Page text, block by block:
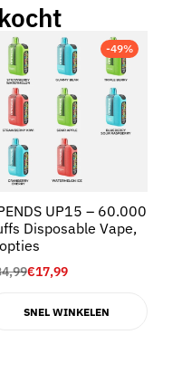
-49%
UP15 – 60.000
Disposable Vape,
€17,99
SNEL WINKELEN